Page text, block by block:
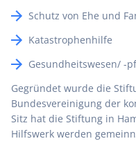
Schutz von Ehe und
Katastrophenhilfe
Gesundheitswesen/ -
Gegründet wurde die
Bundesvereinigung der
Sitz hat die Stiftung in
Hilfswerk werden